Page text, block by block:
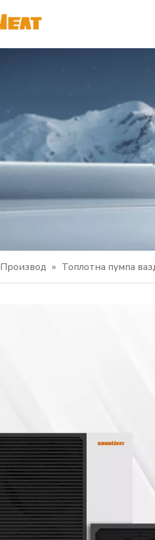
Производ » Топлотна пумпа